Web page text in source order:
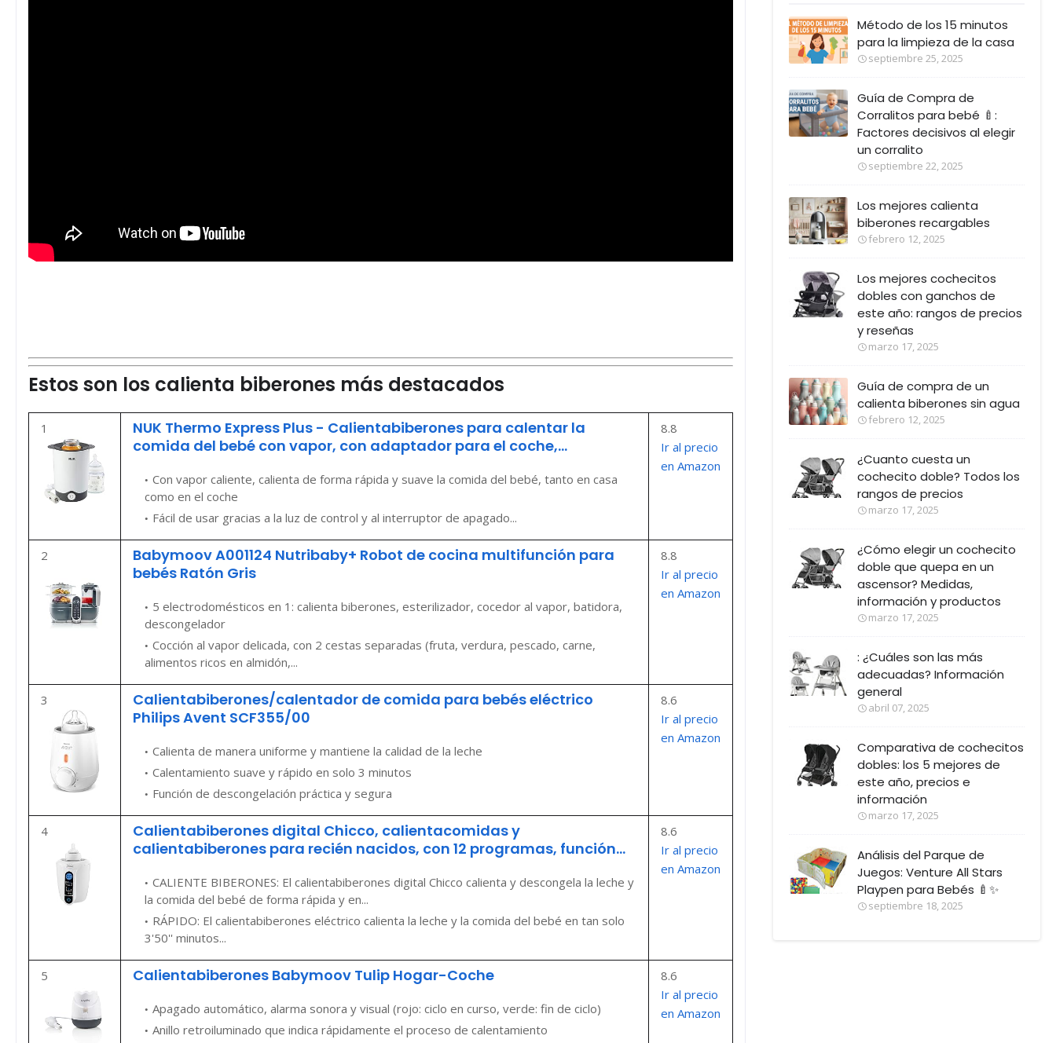
Estos son los calienta biberones más destacados
1
NUK Thermo Express Plus - Calientabiberones para calentar la
comida del bebé con vapor, con adaptador para el coche,...
Con vapor caliente, calienta de forma rápida y suave la comida del bebé, tanto en casa
como en el coche
Fácil de usar gracias a la luz de control y al interruptor de apagado...
8.8
Ir al precio
en Amazon
2
Babymoov A001124 Nutribaby+ Robot de cocina multifunción para
bebés Ratón Gris
5 electrodomésticos en 1: calienta biberones, esterilizador, cocedor al vapor, batidora,
descongelador
Cocción al vapor delicada, con 2 cestas separadas (fruta, verdura, pescado, carne,
alimentos ricos en almidón,...
8.8
Ir al precio
en Amazon
3
Calientabiberones/calentador de comida para bebés eléctrico
Philips Avent SCF355/00
Calienta de manera uniforme y mantiene la calidad de la leche
Calentamiento suave y rápido en solo 3 minutos
Función de descongelación práctica y segura
8.6
Ir al precio
en Amazon
4
Calientabiberones digital Chicco, calientacomidas y
calientabiberones para recién nacidos, con 12 programas, función...
CALIENTE BIBERONES: El calientabiberones digital Chicco calienta y descongela la leche y
la comida del bebé de forma rápida y en...
RÁPIDO: El calientabiberones eléctrico calienta la leche y la comida del bebé en tan solo
3'50'' minutos...
8.6
Ir al precio
en Amazon
5 Calientabiberones Babymoov Tulip Hogar-Coche
Apagado automático, alarma sonora y visual (rojo: ciclo en curso, verde: fin de ciclo)
Anillo retroiluminado que indica rápidamente el proceso de calentamiento
8.6
Ir al precio
en Amazon
Método de los 15 minutos
para la limpieza de la casa
septiembre 25, 2025
Guía de Compra de
Corralitos para bebé 🍼:
Factores decisivos al elegir
un corralito
septiembre 22, 2025
Los mejores calienta
biberones recargables
febrero 12, 2025
Los mejores cochecitos
dobles con ganchos de
este año: rangos de precios
y reseñas
marzo 17, 2025
Guía de compra de un
calienta biberones sin agua
febrero 12, 2025
¿Cuanto cuesta un
cochecito doble? Todos los
rangos de precios
marzo 17, 2025
¿Cómo elegir un cochecito
doble que quepa en un
ascensor? Medidas,
información y productos
marzo 17, 2025
: ¿Cuáles son las más
adecuadas? Información
general
abril 07, 2025
Comparativa de cochecitos
dobles: los 5 mejores de
este año, precios e
información
marzo 17, 2025
Análisis del Parque de
Juegos: Venture All Stars
Playpen para Bebés 🍼✨
septiembre 18, 2025